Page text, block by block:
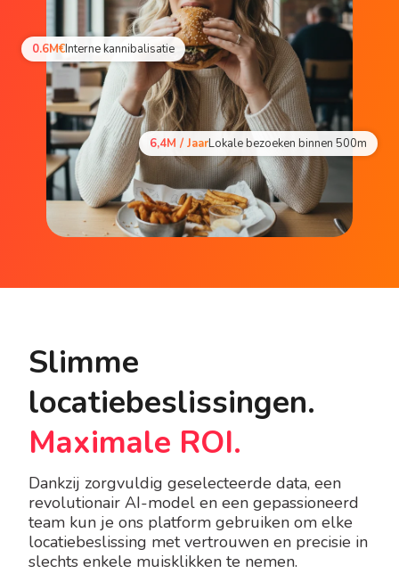
0.6M€Interne kannibalisatie
6,4M / JaarLokale bezoeken binnen 500m
Slimme
locatiebeslissingen.
Maximale ROI.
Dankzij zorgvuldig geselecteerde data, een
revolutionair AI-model en een gepassioneerd
team kun je ons platform gebruiken om elke
locatiebeslissing met vertrouwen en precisie in
slechts enkele muisklikken te nemen.